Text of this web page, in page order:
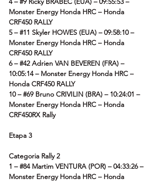
Monster Energy Honda HRC – Honda
CRF450 RALLY
5 – #11 Skyler HOWES (EUA) – 09:58:10 –
Monster Energy Honda HRC – Honda
CRF450 RALLY
6 – #42 Adrien VAN BEVEREN (FRA) –
10:05:14 – Monster Energy Honda HRC –
Honda CRF450 RALLY
10 – #69 Bruno CRIVILIN (BRA) – 10:24:01 –
Monster Energy Honda HRC – Honda
CRF450RX Rally
Etapa 3
Categoria Rally 2
1 – #84 Martim VENTURA (POR) – 04:33:26 –
Monster Energy Honda HRC – Honda